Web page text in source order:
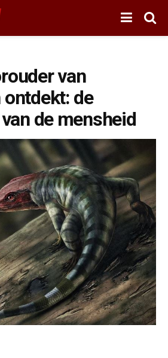
van
de
de mensheid